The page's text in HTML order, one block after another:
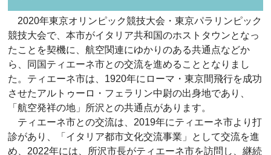
2020年東京オリンピック競技大会・東京パラリンピック
競技大会で、本市がイタリア共和国のホストタウンとなっ
たことを契機に、航空関連にゆかりのある共通点などか
ら、同国ティエーネ市との交流を進めることとなりまし
た。ティエーネ市は、1920年にローマ・東京間飛行を成功
させたアルトゥーロ・フェラリン中尉の出身地であり、
「航空発祥の地」所沢との共通点があります。
ティエーネ市との交流は、2019年にティエーネ市より打
診があり、「イタリア都市文化交流事業」として交流を進
め、2022年には、所沢市長がティエーネ市を訪問し、継続